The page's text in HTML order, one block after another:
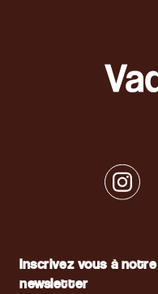
Inscrivez vous à notre
newsletter